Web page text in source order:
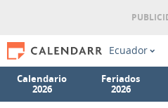
Ecuador
Calendario
2026
Feriados
2026